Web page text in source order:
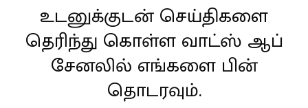
உடனுக்குடன் செய்திகளை
தெரிந்து கொள்ள வாட்ஸ் ஆப்
சேனலில் எங்களை பின்
தொடரவும்.